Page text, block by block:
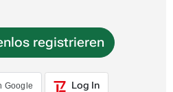
registrieren
Google Log In